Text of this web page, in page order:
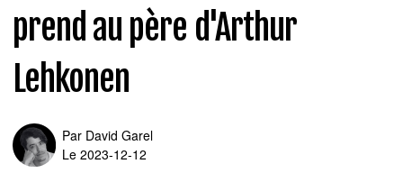
prend au père d'Arthur
Lehkonen
Par David Garel
Le 2023-12-12